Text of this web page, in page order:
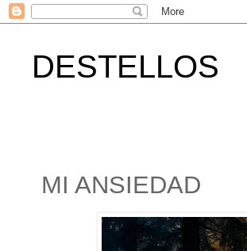
DESTELLOS
MI ANSIEDAD